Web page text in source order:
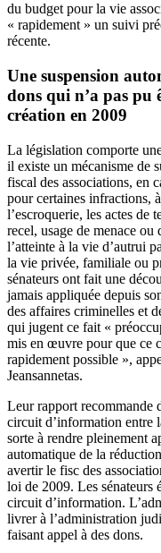
du budget pour la vie
« rapidement » un suivi
récente.
Une suspension
dons qui n’a pas pu
création en 2009
La législation comporte
il existe un mécanisme de
fiscal des associations, en
pour certaines infractions,
l’escroquerie, les actes de
recel, usage de menace ou
l’atteinte à la vie d’autrui
la vie privée, familiale ou
sénateurs ont fait une
jamais appliquée depuis
des affaires criminelles et
qui jugent ce fait «
mis en œuvre pour que ce
rapidement possible »,
Jeansannetas.
Leur rapport recommande
circuit d’information entre
sorte à rendre pleinement
automatique de la
avertir le fisc des
loi de 2009. Les sénateurs
circuit d’information.
livrer à l’administration
faisant appel à des dons.